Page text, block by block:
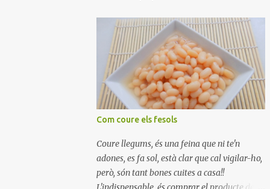
Com coure els fesols
Coure llegums, és una feina que ni te'n
adones, es fa sol, està clar que cal vigilar-ho,
però, són tant bones cuites a casa!!